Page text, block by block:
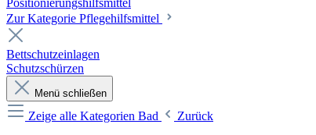
Positionierungshilfsmittel
Zur Kategorie Pflegehilfsmittel
Bettschutzeinlagen
Schutzschürzen
Menü schließen
Zeige alle Kategorien Bad
Zurück